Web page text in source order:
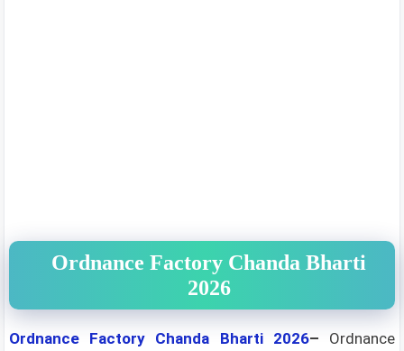
Ordnance Factory Chanda Bharti
2026
Ordnance Factory Chanda Bharti 2026– Ordnance